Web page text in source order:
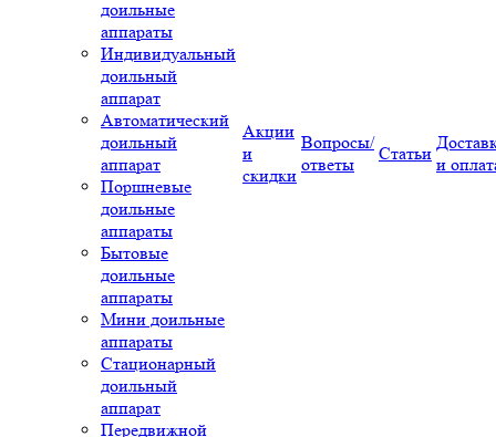
доильные
аппараты
Индивидуальный
доильный
аппарат
Автоматический
доильный
аппарат
Поршневые
доильные
аппараты
Бытовые
доильные
аппараты
Мини доильные
аппараты
Стационарный
доильный
аппарат
Передвижной
Акции
и
скидки
Вопросы/
ответы
Статьи
и